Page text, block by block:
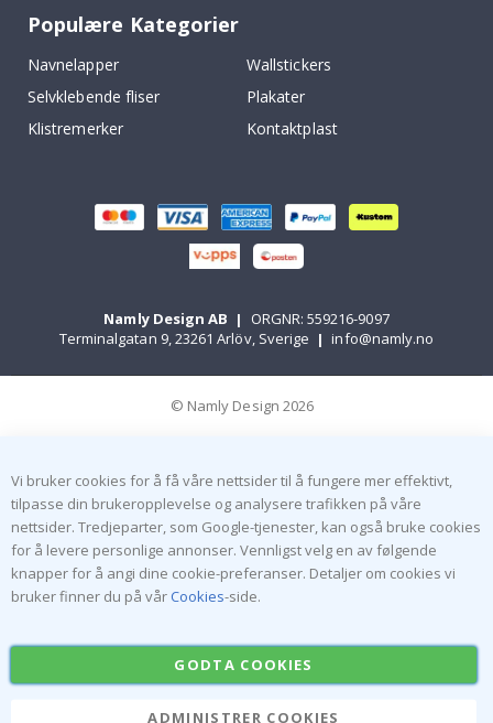
Populære Kategorier
Navnelapper
Wallstickers
Selvklebende fliser
Plakater
Klistremerker
Kontaktplast
Namly Design AB |
ORGNR: 559216-9097
Terminalgatan 9, 23261 Arlöv, Sverige | info@namly.no
© Namly Design 2026
Vi bruker cookies for å få våre nettsider til å fungere mer effektivt,
tilpasse din brukeropplevelse og analysere trafikken på våre
nettsider. Tredjeparter, som Google-tjenester, kan også bruke cookies
for å levere personlige annonser. Vennligst velg en av følgende
knapper for å angi dine cookie-preferanser. Detaljer om cookies vi
bruker finner du på vår Cookies-side.
GODTA COOKIES
ADMINISTRER COOKIES